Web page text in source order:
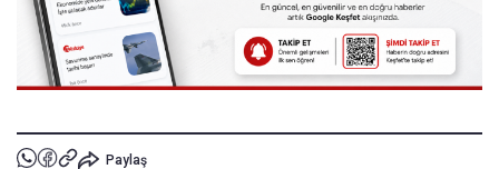
Paylaş